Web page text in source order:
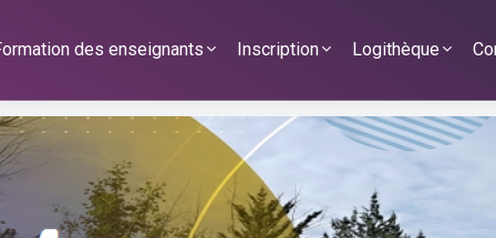
des enseignants Inscription Logithèque